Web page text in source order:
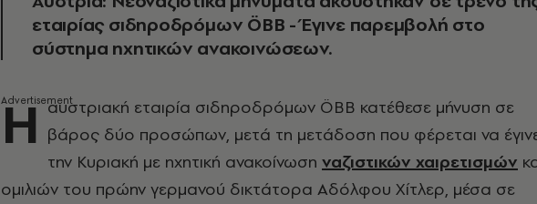
εταιρίας σιδηροδρόμων ÖBB - Έγινε παρεμβολή στο
σύστημα ηχητικών ανακοινώσεων.
Η αυστριακή εταιρία σιδηροδρόμων ÖBB κατέθεσε μήνυση σε
βάρος δύο προσώπων, μετά τη μετάδοση που φέρεται να
την Κυριακή με ηχητική ανακοίνωση ναζιστικών χαιρετισμών
ομιλιών του πρώην γερμανού δικτάτορα Αδόλφου Χίτλερ, μέσα σε